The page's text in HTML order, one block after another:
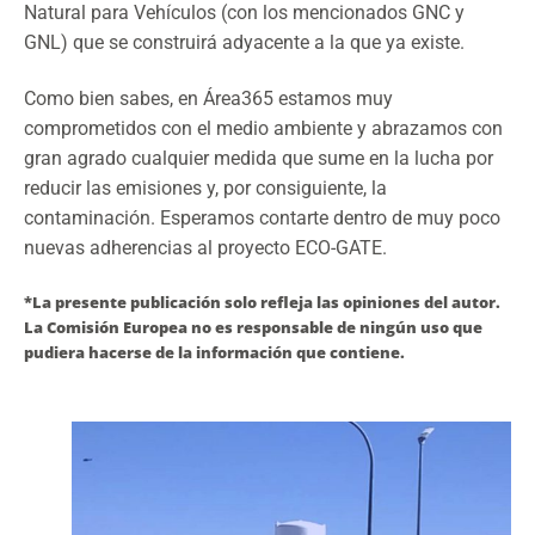
Natural para Vehículos (con los mencionados GNC y
GNL) que se construirá adyacente a la que ya existe.
Como bien sabes, en Área365 estamos muy
comprometidos con el medio ambiente y abrazamos con
gran agrado cualquier medida que sume en la lucha por
reducir las emisiones y, por consiguiente, la
contaminación. Esperamos contarte dentro de muy poco
nuevas adherencias al proyecto ECO-GATE.
*La presente publicación solo refleja las opiniones del autor.
La Comisión Europea no es responsable de ningún uso que
pudiera hacerse de la información que contiene.